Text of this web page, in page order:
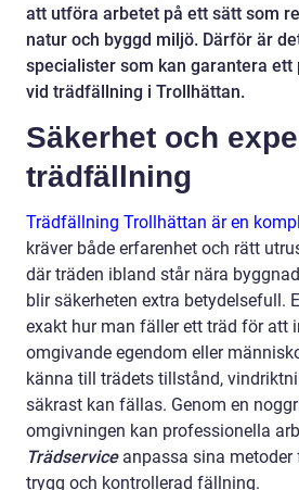
att utföra arbetet på ett sätt som
natur och byggd miljö. Därför är
specialister som kan garantera
vid trädfällning i Trollhättan.
Säkerhet och
trädfällning
Trädfällning Trollhättan är en
kräver både erfarenhet och rätt
där träden ibland står nära
blir säkerheten extra betydelsefull.
exakt hur man fäller ett träd för att
omgivande egendom eller
känna till trädets tillstånd,
säkrast kan fällas. Genom en
omgivningen kan professionella
Trädserviceanpassa sina metoder
trygg och kontrollerad fällning.